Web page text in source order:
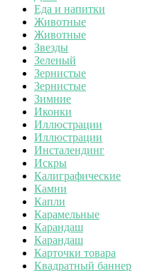
Еда и напитки
Животные
Животные
Звезды
Зеленый
Зернистые
Зернистые
Зимние
Иконки
Иллюстрации
Иллюстрации
Инсталендинг
Искры
Калиграфические
Камни
Капли
Карамельные
Карандаш
Карандаш
Карточки товара
Квадратный баннер